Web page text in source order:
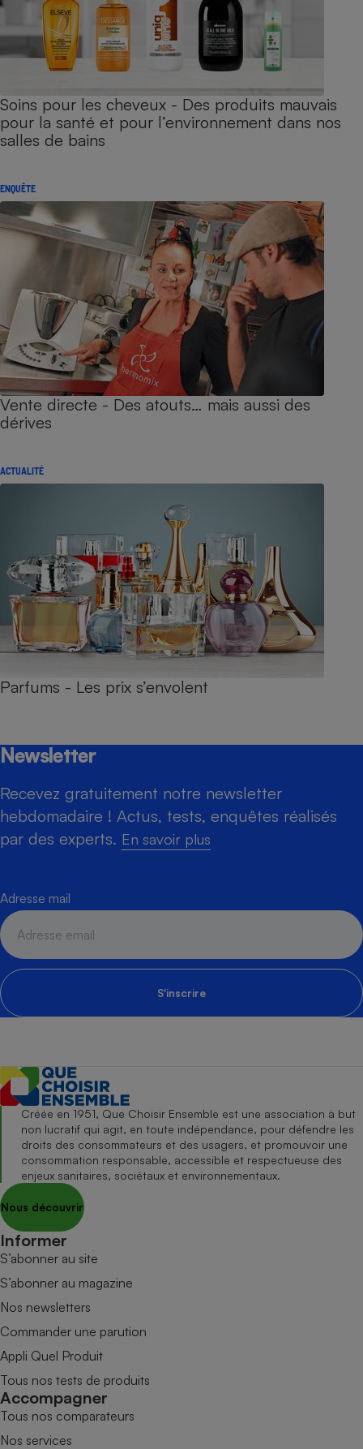
Soins pour les cheveux - Des produits mauvais
pour la santé et pour l’environnement dans nos
salles de bains
ENQUÊTE
Vente directe - Des atouts… mais aussi des
dérives
ACTUALITÉ
Parfums - Les prix s’envolent
Newsletter
Recevez gratuitement notre newsletter
hebdomadaire ! Actus, tests, enquêtes réalisés
par des experts. En savoir plus
Adresse mail
S'inscrire
Créée en 1951, Que Choisir Ensemble est une association à but
non lucratif qui agit, en toute indépendance, pour défendre les
droits des consommateurs et des usagers, et promouvoir une
consommation responsable, accessible et respectueuse des
enjeux sanitaires, sociétaux et environnementaux.
Nous découvrir
Informer
S’abonner au site
S’abonner au magazine
Nos newsletters
Commander une parution
Appli Quel Produit
Tous nos tests de produits
Accompagner
Tous nos comparateurs
Nos services